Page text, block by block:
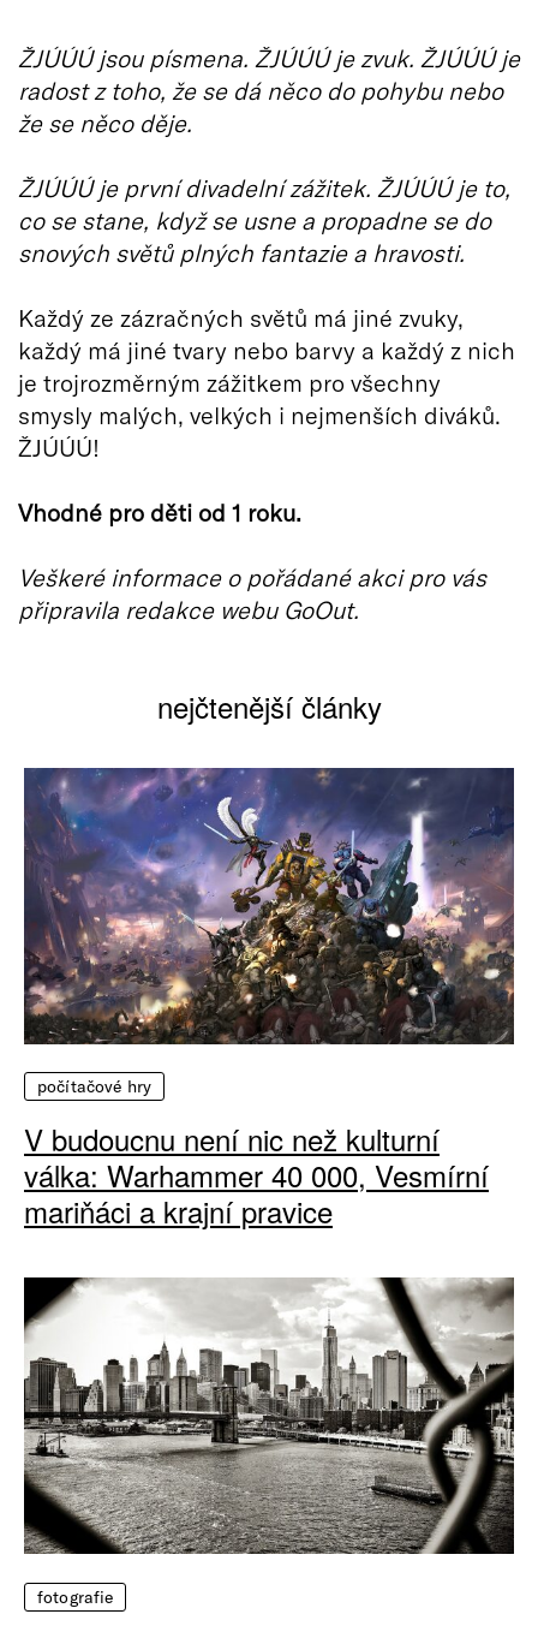
ŽJÚÚÚ jsou písmena. ŽJÚÚÚ je zvuk. ŽJÚÚÚ je
radost z toho, že se dá něco do pohybu nebo
že se něco děje.
ŽJÚÚÚ je první divadelní zážitek. ŽJÚÚÚ je to,
co se stane, když se usne a propadne se do
snových světů plných fantazie a hravosti.
Každý ze zázračných světů má jiné zvuky,
každý má jiné tvary nebo barvy a každý z nich
je trojrozměrným zážitkem pro všechny
smysly malých, velkých i nejmenších diváků.
ŽJÚÚÚ!
Vhodné pro děti od 1 roku.
Veškeré informace o pořádané akci pro vás
připravila redakce webu GoOut.
nejčtenější články
počítačové hry
V budoucnu není nic než kulturní
válka: Warhammer 40 000, Vesmírní
mariňáci a krajní pravice
fotografie